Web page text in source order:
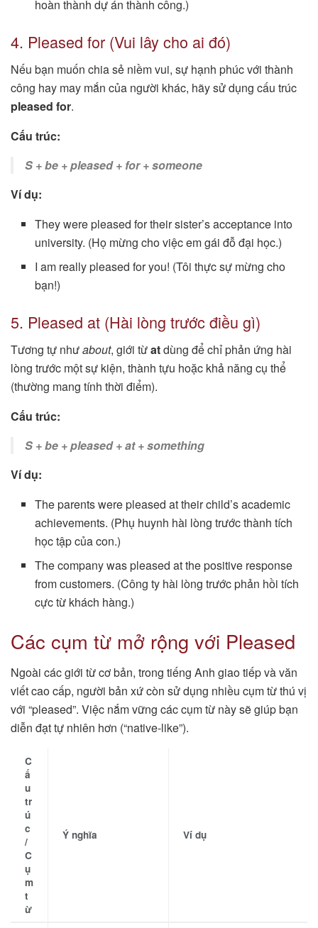
hoàn thành dự án thành công.)
4. Pleased for (Vui lây cho ai đó)
Nếu bạn muốn chia sẻ niềm vui, sự hạnh phúc với thành
công hay may mắn của người khác, hãy sử dụng cấu trúc
pleased for.
Cấu trúc:
S + be + pleased + for + someone
Ví dụ:
They were pleased for their sister’s acceptance into
university. (Họ mừng cho việc em gái đỗ đại học.)
I am really pleased for you! (Tôi thực sự mừng cho
bạn!)
5. Pleased at (Hài lòng trước điều gì)
Tương tự nhưabout, giới từatdùng để chỉ phản ứng hài
lòng trước một sự kiện, thành tựu hoặc khả năng cụ thể
(thường mang tính thời điểm).
Cấu trúc:
S + be + pleased + at + something
Ví dụ:
The parents were pleased at their child’s academic
achievements. (Phụ huynh hài lòng trước thành tích
học tập của con.)
The company was pleased at the positive response
from customers. (Công ty hài lòng trước phản hồi tích
cực từ khách hàng.)
Các cụm từ mở rộng với Pleased
Ngoài các giới từ cơ bản, trong tiếng Anh giao tiếp và văn
viết cao cấp, người bản xứ còn sử dụng nhiều cụm từ thú vị
với “pleased”. Việc nắm vững các cụm từ này sẽ giúp bạn
diễn đạt tự nhiên hơn (“native-like”).
C
ấ
u
tr
ú
c
/
C
ụ
m
t
ừ
Ý nghĩa Ví dụ